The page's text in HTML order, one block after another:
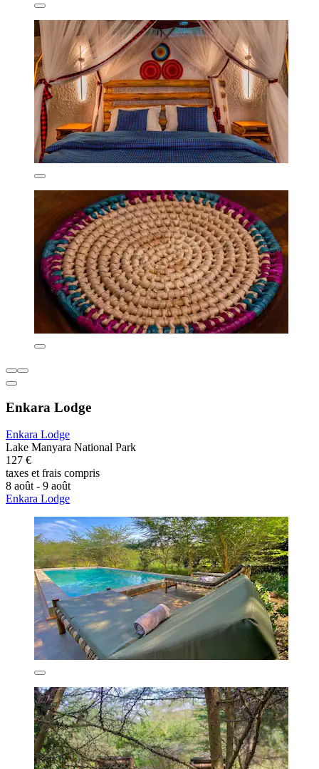
Enkara Lodge
Enkara Lodge
Lake Manyara National Park
127 €
taxes et frais compris
8 août - 9 août
Enkara Lodge